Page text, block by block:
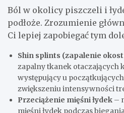
Ból w okolicy piszczeli i
podłoże. Zrozumienie
Ci lepiej zapobiegać tym
Shin splints (zapalenie
zapalny tkanek otaczających
występujący u
zwiększeniu intensywności
Przeciążenie mięśni łydek –
mięśni łydek podczas